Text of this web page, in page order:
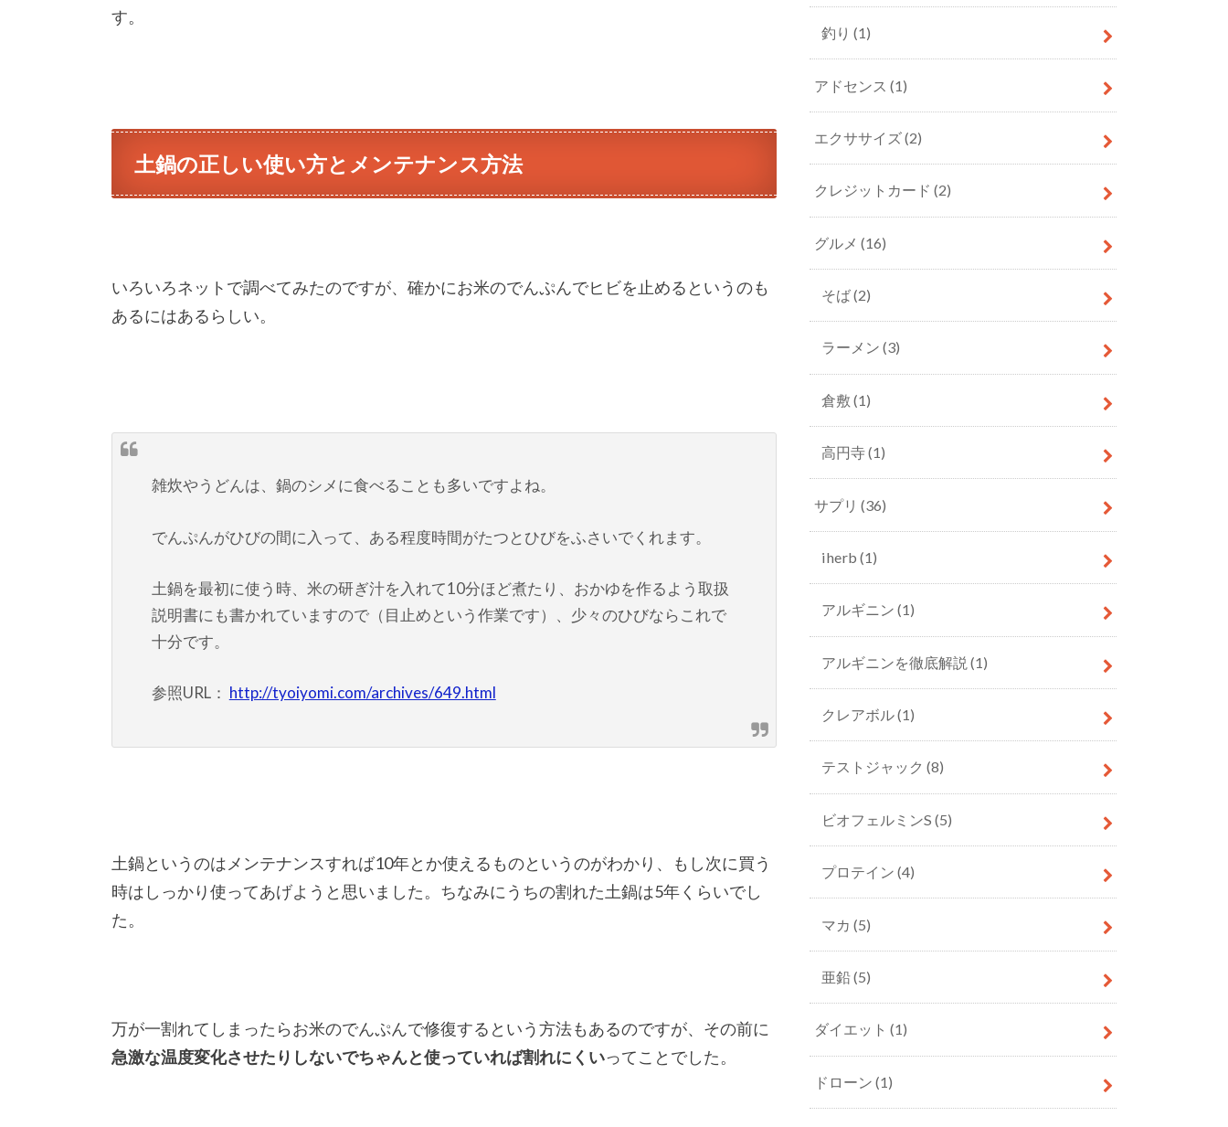
す。
土鍋の正しい使い方とメンテナンス方法
いろいろネットで調べてみたのですが、確かにお米のでんぷんでヒビを止めるというのも
あるにはあるらしい。
雑炊やうどんは、鍋のシメに食べることも多いですよね。
でんぷんがひびの間に入って、ある程度時間がたつとひびをふさいでくれます。
土鍋を最初に使う時、米の研ぎ汁を入れて10分ほど煮たり、おかゆを作るよう取扱
説明書にも書かれていますので（目止めという作業です）、少々のひびならこれで
十分です。
参照URL： http://tyoiyomi.com/archives/649.html
土鍋というのはメンテナンスすれば10年とか使えるものというのがわかり、もし次に買う
時はしっかり使ってあげようと思いました。ちなみにうちの割れた土鍋は5年くらいでし
た。
万が一割れてしまったらお米のでんぷんで修復するという方法もあるのですが、その前に
急激な温度変化させたりしないでちゃんと使っていれば割れにくいってことでした。
釣り (1)
アドセンス (1)
エクササイズ(2)
クレジットカード (2)
グルメ (16)
そば(2)
ラーメン (3)
倉敷 (1)
高円寺(1)
サプリ (36)
iherb (1)
アルギニン (1)
アルギニンを徹底解説 (1)
クレアボル(1)
テストジャック (8)
ビオフェルミンS (5)
プロテイン (4)
マカ (5)
亜鉛(5)
ダイエット (1)
ドローン (1)